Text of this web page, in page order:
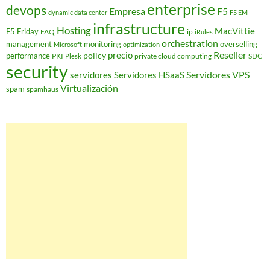
devops dynamic data center Empresa enterprise F5 F5 EM
F5 Friday FAQ Hostinginfrastructure ip iRules MacVittie
management Microsoft monitoring optimization orchestration overselling
performance PKI Plesk policy precio private cloud computing Reseller SDC
securityservidores Servidores HSaaSServidores VPS
spam spamhaus Virtualización